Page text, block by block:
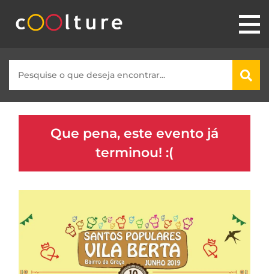
Que pena, este evento já
terminou! :(